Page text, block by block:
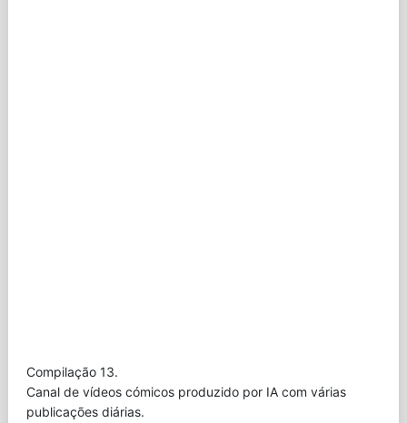
Compilação 13.
Canal de vídeos cómicos produzido por IA com várias
publicações diárias.